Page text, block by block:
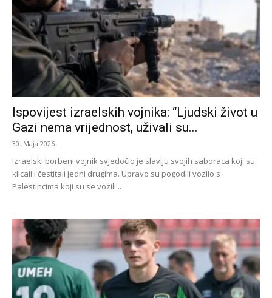
Ispovijest izraelskih vojnika: “Ljudski život u
Gazi nema vrijednost, uživali su...
30. Maja 2026.
Izraelski borbeni vojnik svjedočio je slavlju svojih saboraca koji su
klicali i čestitali jedni drugima. Upravo su pogodili vozilo s
Palestincima koji su se vozili...